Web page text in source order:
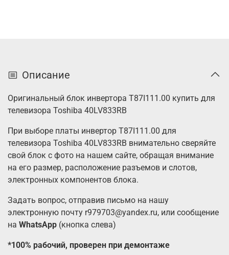
Описание
Оригинальный блок инвертора T87I111.00 купить для
телевизора Toshiba 40LV833RB
При выборе платы инвертор T87I111.00 для
телевизора Toshiba 40LV833RB внимательно сверяйте
свой блок с фото на нашем сайте, обращая внимание
на его размер, расположение разъемов и слотов,
электронных компонентов блока.
Задать вопрос, отправив письмо на нашу
электронную почту r979703@yandex.ru, или сообщение
на WhatsApp (кнопка слева)
*100% рабочий, проверен при демонтаже